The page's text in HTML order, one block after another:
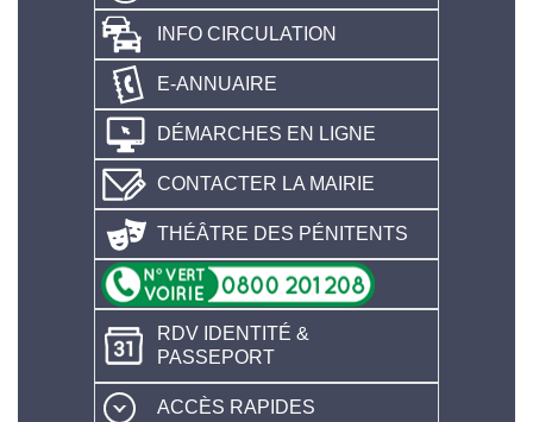
INFO CIRCULATION
E-ANNUAIRE
DÉMARCHES EN LIGNE
CONTACTER LA MAIRIE
THÉÂTRE DES PÉNITENTS
RDV IDENTITÉ &
PASSEPORT
ACCÈS RAPIDES